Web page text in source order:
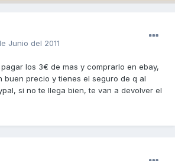
Junio del 2011
los 3€ de mas y comprarlo en ebay,
buen precio y tienes el seguro de q al
si no te llega bien, te van a devolver el